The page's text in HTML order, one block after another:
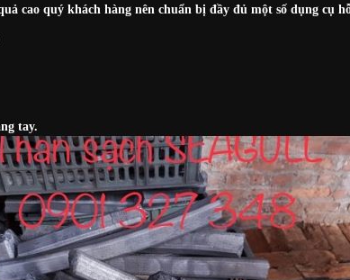
cao quý khách hàng nên chuẩn bị đầy đủ một số dụng cụ
tay.